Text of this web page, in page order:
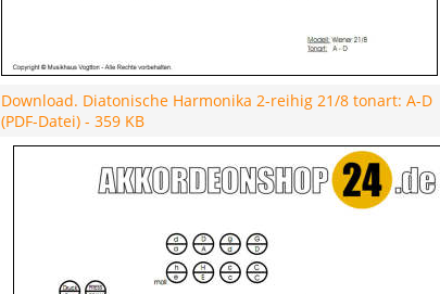
Download. Diatonische Harmonika 2-reihig 21/8 tonart: A-D
(PDF-Datei) - 359 KB